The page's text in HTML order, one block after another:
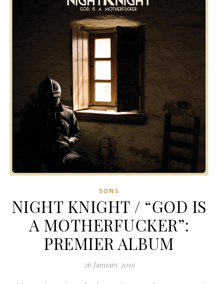
SONS
NIGHT KNIGHT / “GOD IS
A MOTHERFUCKER”:
PREMIER ALBUM
26 January 2016